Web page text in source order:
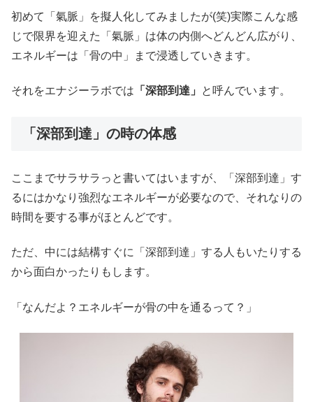
初めて「氣脈」を擬人化してみましたが(笑)実際こんな感
じで限界を迎えた「氣脈」は体の内側へどんどん広がり、
エネルギーは「骨の中」まで浸透していきます。
それをエナジーラボでは 「深部到達」 と呼んでいます。
「深部到達」の時の体感
ここまでサラサラっと書いてはいますが、「深部到達」す
るにはかなり強烈なエネルギーが必要なので、それなりの
時間を要する事がほとんどです。
ただ、中には結構すぐに「深部到達」する人もいたりする
から面白かったりもします。
「なんだよ？エネルギーが骨の中を通るって？」